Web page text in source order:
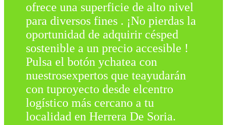
ofrece una superficie de alto nivel
para diversos fines . ¡No pierdas la
oportunidad de adquirir césped
sostenible a un precio accesible !
Pulsa el botón ychatea con
nuestrosexpertos que teayudarán
con tuproyecto desde elcentro
logístico más cercano a tu
localidad en Herrera De Soria.